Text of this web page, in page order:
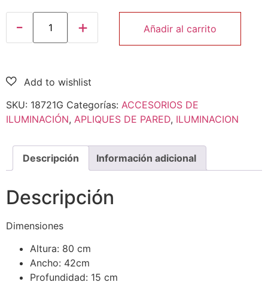
Añadir al carrito
SKU: 18721G Categorías: ACCESORIOS DE
ILUMINACIÓN, APLIQUES DE PARED, ILUMINACION
Descripción Información adicional
Descripción
Dimensiones
Altura: 80 cm
Ancho: 42cm
Profundidad: 15 cm